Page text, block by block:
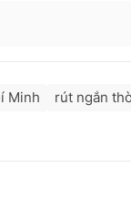
in và báo điện tử
Minh
rút ngắn